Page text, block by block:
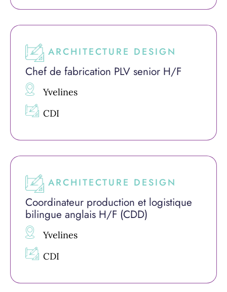
ARCHITECTURE DESIGN
Chef de fabrication PLV senior H/F
Yvelines
CDI
ARCHITECTURE DESIGN
Coordinateur production et logistique
bilingue anglais H/F (CDD)
Yvelines
CDI